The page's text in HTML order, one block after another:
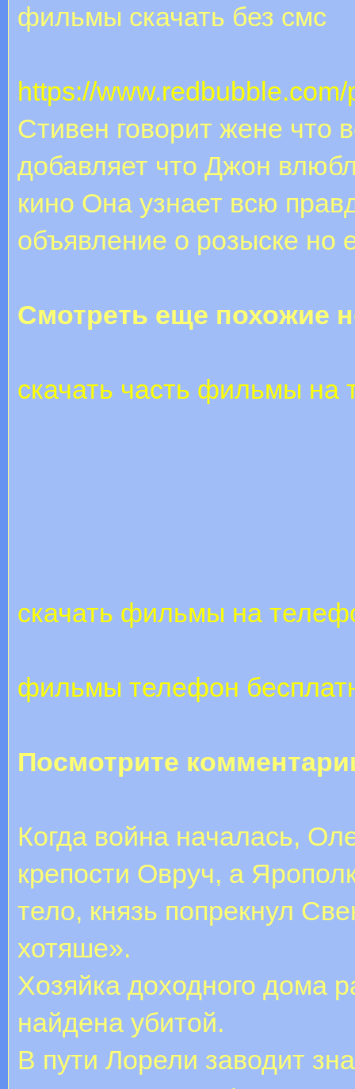
фильмы скачать без смс
https://
Стивен говорит жене что
добавляет что Джон
кино Она узнает всю
объявление о розыске но
Смотреть еще похожие
скачать часть фильмы на
скачать фильмы на
фильмы телефон
Посмотрите
Когда война началась,
крепости Овруч, а
тело, князь попрекнул
хотяше».
Хозяйка доходного дома
найдена убитой.
В пути Лорели заводит